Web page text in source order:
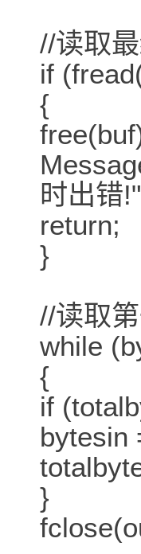
//读取
if
{
时出错
return;
}
//读取
while
{
if
bytesin
}